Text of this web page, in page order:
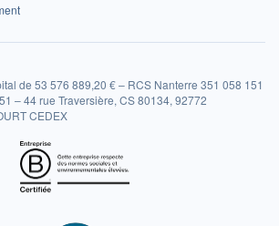
de 53 576 889,20 € – RCS Nanterre 351 058 151
– 44 rue Traversière, CS 80134, 92772
CEDEX